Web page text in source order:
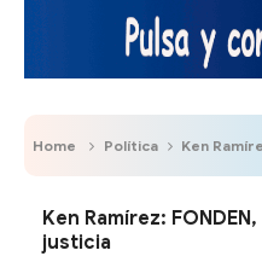
Home Política Ken
Ken Ramírez:
justicia